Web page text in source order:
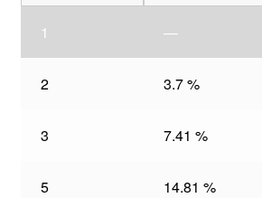
1 —
2 3.7 %
3 7.41 %
5 14.81 %